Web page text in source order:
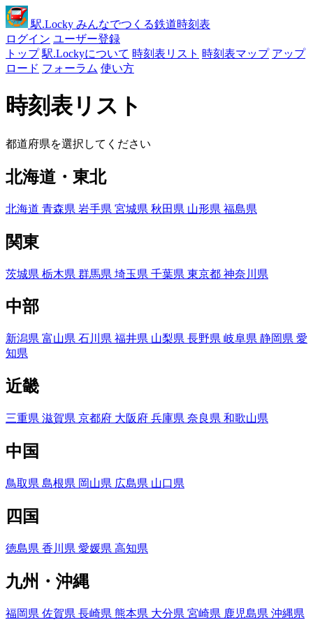
駅.Locky みんなでつくる鉄道時刻表
ログイン ユーザー登録
トップ 駅.Lockyについて 時刻表リスト 時刻表マップ アップ
ロード フォーラム 使い方
時刻表リスト
都道府県を選択してください
北海道・東北
北海道 青森県 岩手県 宮城県 秋田県 山形県 福島県
関東
茨城県 栃木県 群馬県 埼玉県 千葉県 東京都 神奈川県
中部
新潟県 富山県 石川県 福井県 山梨県 長野県 岐阜県 静岡県 愛
知県
近畿
三重県 滋賀県 京都府 大阪府 兵庫県 奈良県 和歌山県
中国
鳥取県 島根県 岡山県 広島県 山口県
四国
徳島県 香川県 愛媛県 高知県
九州・沖縄
福岡県 佐賀県 長崎県 熊本県 大分県 宮崎県 鹿児島県 沖縄県